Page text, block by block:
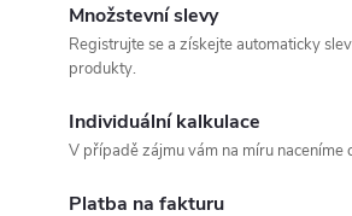
Množstevní slevy
Registrujte se a získejte automaticky
produkty.
Individuální kalkulace
V případě zájmu vám na míru naceníme
Platba na fakturu